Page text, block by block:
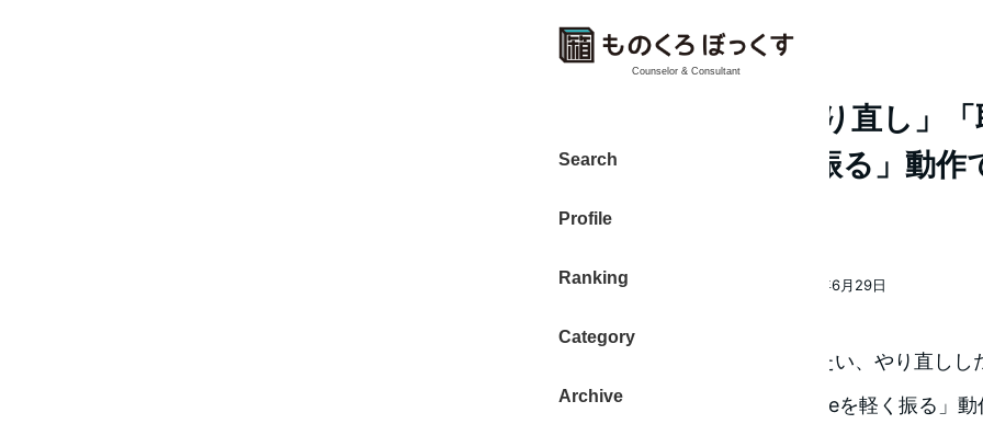
Counselor & Consultant
Search
Profile
Ranking
Category
Archive
iPhoneで「あっやり直し」
いというときは「振る」動作
きます
2017年6月29日
者
大東 信仁（ものくろ）
あっ！今の操作を取り消ししたい、やり直し
ときに、便利な操作が「iPhoneを軽く振る」動